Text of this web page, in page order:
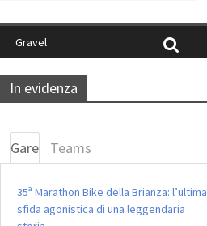
Gravel
In evidenza
Gare Teams
35ª Marathon Bike della Brianza: l’ultima
sfida agonistica di una leggendaria